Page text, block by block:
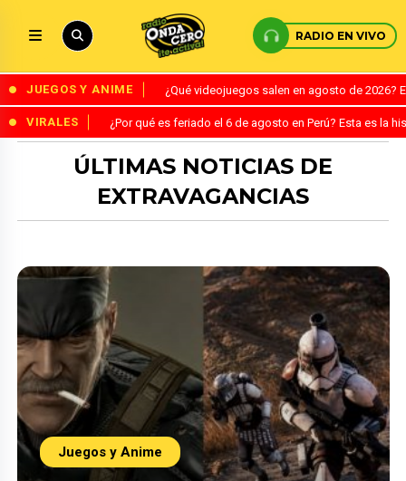
RADIO EN VIVO
JUEGOS Y ANIME ¿Qué videojuegos salen en agosto de
VIRALES ¿Por qué es feriado el 6 de agosto en Perú? Esta es la
ÚLTIMAS NOTICIAS DE
EXTRAVAGANCIAS
Juegos y Anime